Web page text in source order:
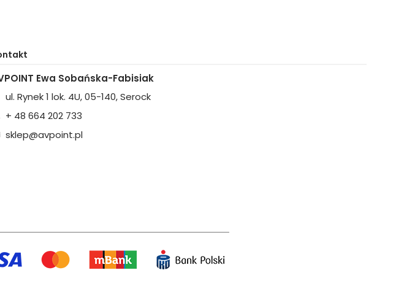
Ewa Sobańska-Fabisiak
ul. Rynek 1 lok. 4U, 05-140, Serock
+ 48 664 202 733
sklep@avpoint.pl